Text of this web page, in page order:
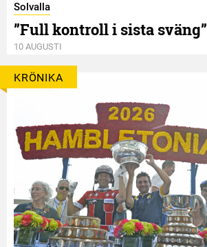
Solvalla
”Full kontroll i sista sväng”
10 AUGUSTI
KRÖNIKA